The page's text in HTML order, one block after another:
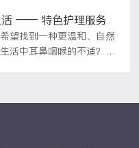
术为本，以患者为中
处做起、从点滴入手，重
活 —— 特色护理服务
望找到一种更温和、自然
活中耳鼻咽喉的不适？我